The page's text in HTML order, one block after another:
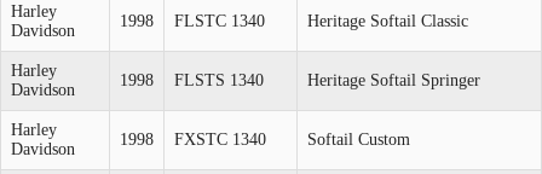
Harley
Davidson
1998 FLSTC 1340 Heritage Softail Classic
Harley
Davidson
1998 FLSTS 1340 Heritage Softail Springer
Harley
Davidson
1998 FXSTC 1340 Softail Custom